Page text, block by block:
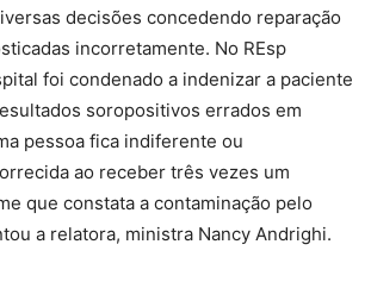
decisões concedendo reparação
incorretamente. No REsp
foi condenado a indenizar a paciente
soropositivos errados em
pessoa fica indiferente ou
ao receber três vezes um
que constata a contaminação pelo
a relatora, ministra Nancy Andrighi.